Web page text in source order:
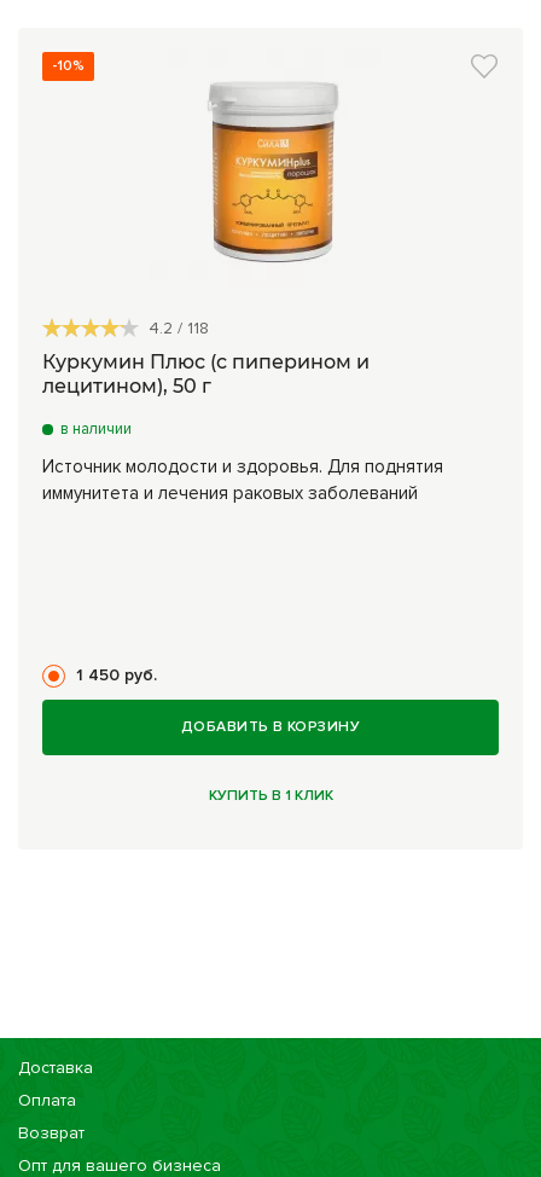
-10%
4.2 / 118
Куркумин Плюс (с пиперином и
лецитином), 50 г
в наличии
Источник молодости и здоровья. Для поднятия
иммунитета и лечения раковых заболеваний
1 450 руб.
ДОБАВИТЬ В КОРЗИНУ
КУПИТЬ В 1 КЛИК
Доставка
Оплата
Возврат
Опт для вашего бизнеса